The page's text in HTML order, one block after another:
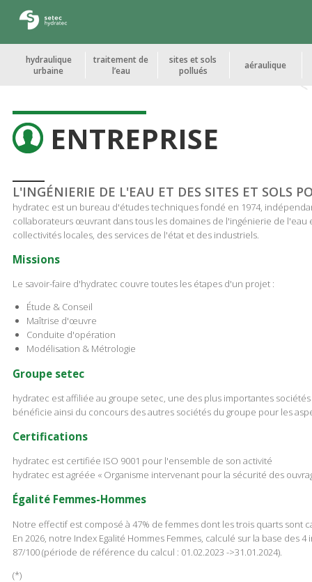
hydraulique
urbaine
traitement de
l’eau
sites et sols
pollués
aéraulique
ENTREPRISE
L'INGÉNIERIE DE L'EAU ET DES SITES ET SOLS
hydratec est un bureau d'études techniques fondé en 1974,
collaborateurs œuvrant dans tous les domaines de l'ingénierie de l'eau
collectivités locales, des services de l'état et des industriels.
Missions
Le savoir-faire d'hydratec couvre toutes les étapes d'un projet :
Étude & Conseil
Maîtrise d'œuvre
Conduite d'opération
Modélisation & Métrologie
Groupe setec
hydratec est affiliée au groupe setec, une des plus importantes
bénéficie ainsi du concours des autres sociétés du groupe pour les
Certifications
hydratec est certifiée ISO 9001 pour l'ensemble de son activité
hydratec est agréée « Organisme intervenant pour la sécurité des
Égalité Femmes-Hommes
Notre effectif est composé à 47% de femmes dont les trois quarts sont
En 2026, notre Index Egalité Hommes Femmes, calculé sur la base
87/100 (période de référence du calcul : 01.02.2023 ->31.01.2024).
(*)